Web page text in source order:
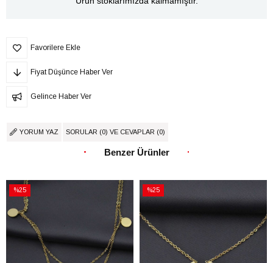
Favorilere Ekle
Fiyat Düşünce Haber Ver
Gelince Haber Ver
YORUM YAZ SORULAR (0) VE CEVAPLAR (0)
Benzer Ürünler
%25
İndirim
%25İndirim
%25
İndirim
%25İndirim